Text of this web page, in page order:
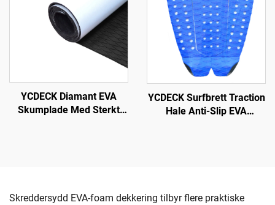
Yacht Golv
YCDECK Diamant EVA
Skumplade Med Sterkt
YCDECK Surfbrett Traction
Hale Anti-Slip EVA
Skreddersydd EVA-foam dekkering tilbyr flere praktiske